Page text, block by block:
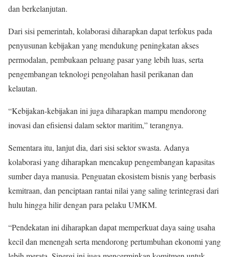
dan berkelanjutan.
Dari sisi pemerintah, kolaborasi diharapkan dapat terfokus pada
penyusunan kebijakan yang mendukung peningkatan akses
permodalan, pembukaan peluang pasar yang lebih luas, serta
pengembangan teknologi pengolahan hasil perikanan dan
kelautan.
“Kebijakan-kebijakan ini juga diharapkan mampu mendorong
inovasi dan efisiensi dalam sektor maritim,” terangnya.
Sementara itu, lanjut dia, dari sisi sektor swasta. Adanya
kolaborasi yang diharapkan mencakup pengembangan kapasitas
sumber daya manusia. Penguatan ekosistem bisnis yang berbasis
kemitraan, dan penciptaan rantai nilai yang saling terintegrasi dari
hulu hingga hilir dengan para pelaku UMKM.
“Pendekatan ini diharapkan dapat memperkuat daya saing usaha
kecil dan menengah serta mendorong pertumbuhan ekonomi yang